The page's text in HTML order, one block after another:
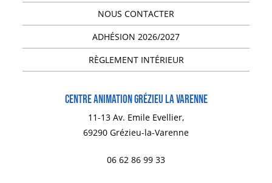
NOUS CONTACTER
ADHÉSION 2026/2027
RÈGLEMENT INTÉRIEUR
Centre animation Grézieu la Varenne
11-13 Av. Emile Evellier,
69290 Grézieu-la-Varenne
06 62 86 99 33